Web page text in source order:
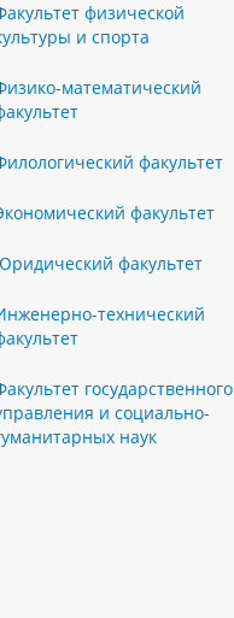
физической
и спорта
математический
факультет
факультет
факультет
технический
государственного
и социально-
наук